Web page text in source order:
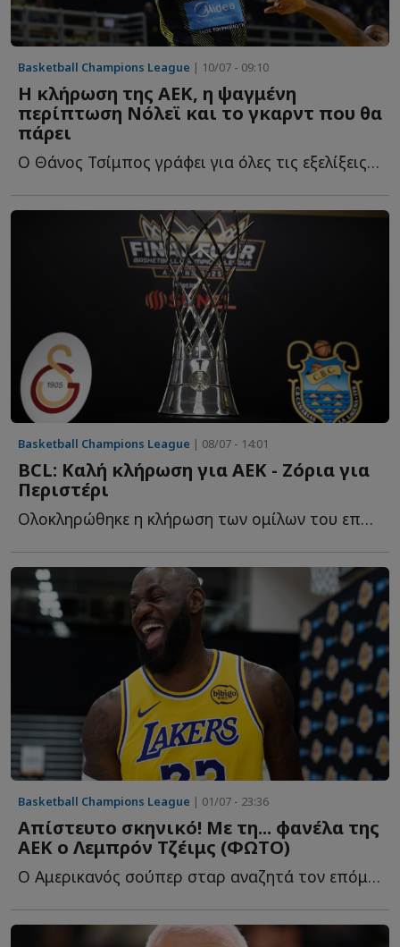
Basketball Champions League | 10/07 - 09:10
Η κλήρωση της ΑΕΚ, η ψαγμένη
περίπτωση Νόλεϊ και το γκαρντ που θα
πάρει
Ο Θάνος Τσίμπος γράφει για όλες τις εξελίξεις τ...
Basketball Champions League | 08/07 - 14:01
BCL: Καλή κλήρωση για ΑΕΚ - Ζόρια για
Περιστέρι
Ολοκληρώθηκε η κλήρωση των ομίλων του επόμενου BCL με τ...
Basketball Champions League | 01/07 - 23:36
Απίστευτο σκηνικό! Με τη... φανέλα της
ΑΕΚ ο Λεμπρόν Τζέιμς (ΦΩΤΟ)
Ο Αμερικανός σούπερ σταρ αναζητά τον επόμενο σταθμό τ...